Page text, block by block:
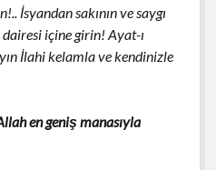
İsyandan sakının ve saygı
içine girin! Ayat-ı
İlahi kelamla ve kendinizle
en geniş manasıyla